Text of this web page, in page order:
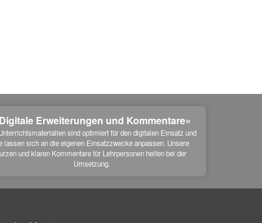
Erweiterungen und Kommentare»
sind optimiert für den digitalen Einsatz und
lassen sich an die eigenen Einsatzzwecke anpassen. Unsere
und klaren Kommentare für Lehrpersonen helfen bei der
Umsetzung.